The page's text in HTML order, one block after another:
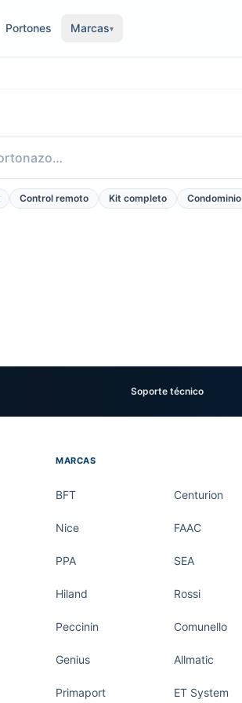
Portones Marcas▾
Control remoto Kit completo Condominio
Soporte técnico
MARCAS
BFT Centurion
Nice FAAC
PPA SEA
Hiland Rossi
Peccinin Comunello
Genius Allmatic
Primaport ET System